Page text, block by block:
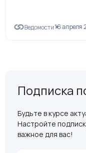
Ведомости16 апреля
Подписка
Будьте в курсе
Настройте
важное для вас!